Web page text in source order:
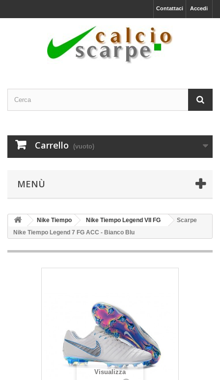
Accedi
Contattaci
Carrello (vuoto)
MENÙ
Nike Tiempo Nike Tiempo Legend VII FG
Scarpe
Nike Tiempo Legend 7 FG ACC - Bianco Blu
Visualizza